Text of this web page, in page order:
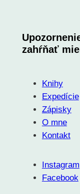
zahŕňať
Knihy
Expedície
Zápisky
O mne
Kontakt
Instagram
Facebook